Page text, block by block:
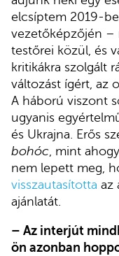
elcsíptem 2019-
vezetőképzőjén –
testőrei közül, és
kritikákra szolgált
változást ígért, az
A háború viszont
ugyanis
és Ukrajna. Erős
bohóc, mint
nem lepett meg,
visszautasította az
ajánlatát.
– Az interjút
ön azonban